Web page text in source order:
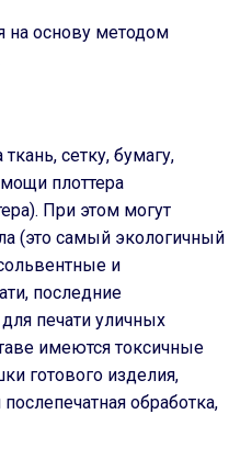
на основу методом
сетку, бумагу,
плоттера
При этом могут
(это самый экологичный
и
последние
печати уличных
имеются токсичные
готового изделия,
обработка,